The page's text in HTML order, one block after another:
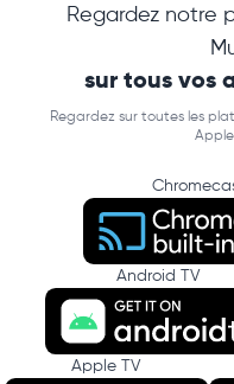
Regardez notre
sur tous vos
Regardez sur toutes les
Apple
Android TV
Apple TV